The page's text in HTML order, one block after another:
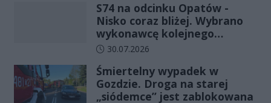
S74 na odcinku Opatów -
Nisko coraz bliżej. Wybrano
wykonawcę kolejnego
odcinka
Data dodania artykułu:
30.07.2026
Śmiertelny wypadek w
Gozdzie. Droga na starej
„siódemce” jest zablokowana